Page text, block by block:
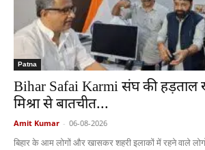
Patna
Bihar Safai Karmi संघ की हड़ताल
मिश्रा से बातचीत...
Amit Kumar - 06-08-2026
बिहार के आम लोगों और खासकर शहरी इलाकों में रहने वाले